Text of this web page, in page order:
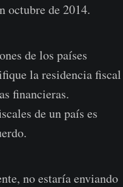
octubre de 2014.
de los países
la residencia fiscal
financieras.
de un país es
no estaría enviando